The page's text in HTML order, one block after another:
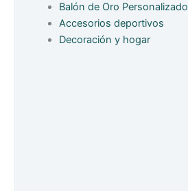
Balón de Oro Personalizado
Accesorios deportivos
Decoración y hogar